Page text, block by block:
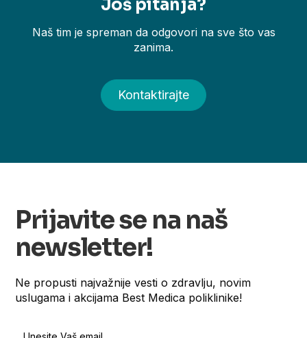
Još pitanja?
Naš tim je spreman da odgovori na sve što vas
zanima.
Kontaktirajte
Prijavite se na naš
newsletter!
Ne propusti najvažnije vesti o zdravlju, novim
uslugama i akcijama Best Medica poliklinike!